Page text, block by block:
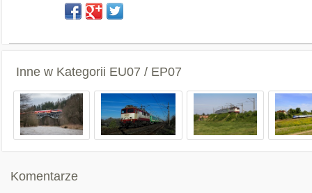
Inne w Kategorii EU07 / EP07
Komentarze